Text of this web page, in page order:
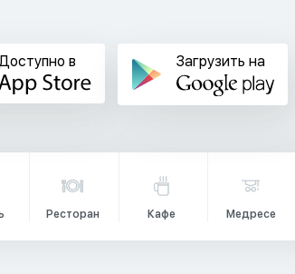
в Загрузить на
Ресторан Кафе Медресе